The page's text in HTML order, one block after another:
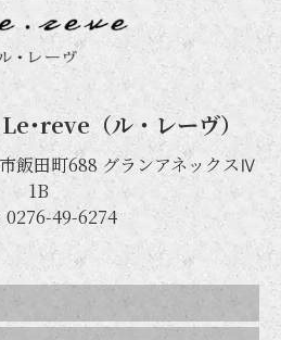
reve（ル・レーヴ）
飯田町688 グランアネックスⅣ
1B
0276-49-6274